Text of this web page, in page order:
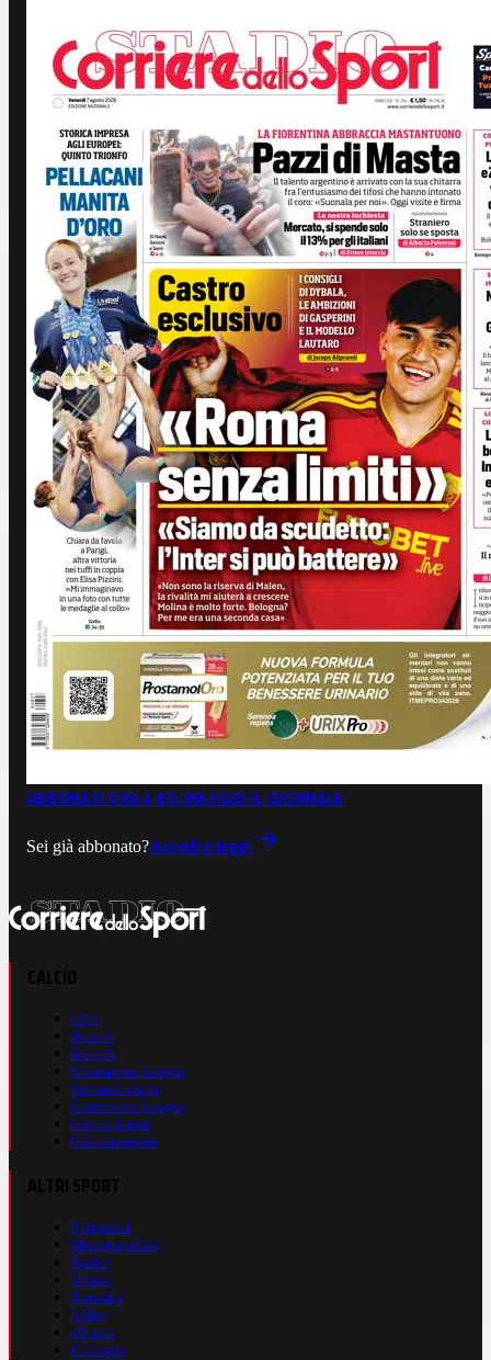
ABBONATI ORA A €0,99LEGGI IL GIORNALE
Sei già abbonato?Accedi e leggi
Live
Serie A
Serie B
Champions League
Europa League
Conference League
Calcio Estero
Calciomercato
Formula 1
Motomondiale
Basket
Tennis
Running
Volley
eSports
Ciclismo